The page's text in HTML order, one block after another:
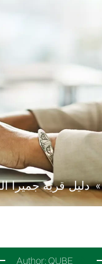
» دليل قرية جميرا
Author: QUBE